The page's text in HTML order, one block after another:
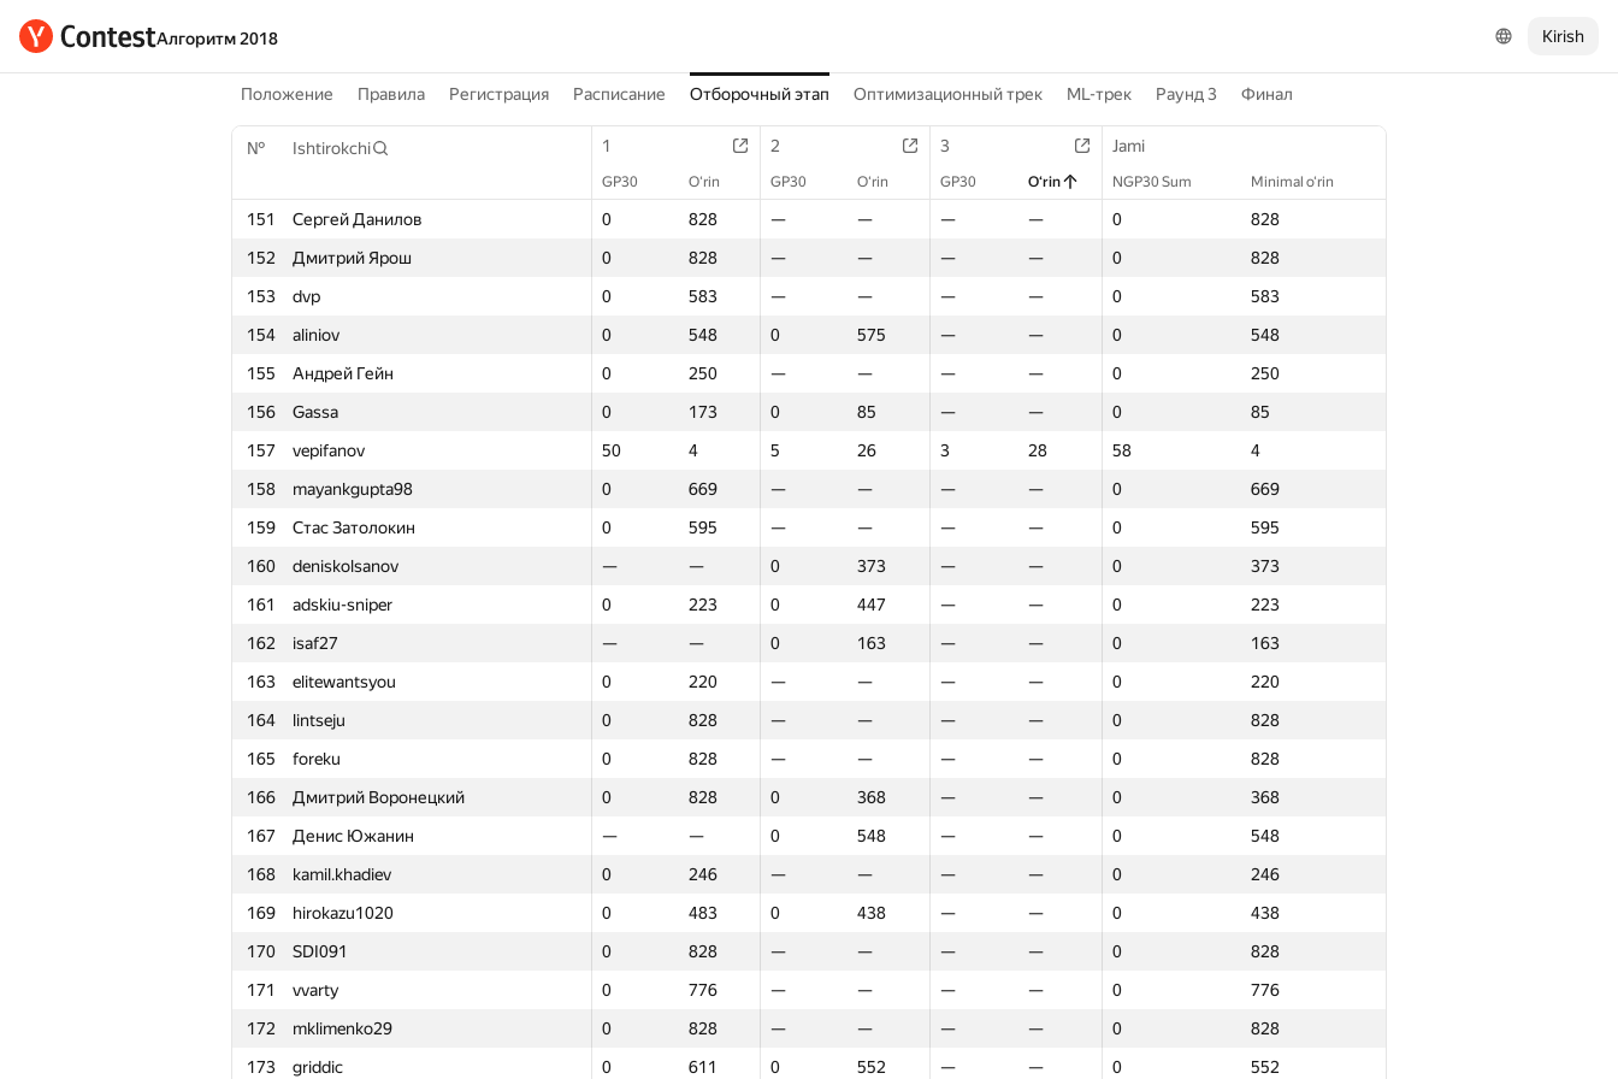
Алгоритм 2018 Kirish
Положение Правила Регистрация Расписание Отборочный этап Оптимизационный трек ML-трек Раунд 3 Финал
№ Ishtirokchi 1 2 3 Jami
GP30 O‘rin GP30 O‘rin GP30 O‘rin NGP30 Sum Minimal o‘rin
151 Сергей Данилов 0 828 — — — — 0
828
152
Дмитрий Ярош 0 828 — — — — 0
828
153
dvp 0 583 — — — — 0
583
154
aliniov 0 548 0 575 — — 0
548
155
Андрей Гейн 0 250 — — — — 0
250
156
Gassa 0 173 0 85 — — 0
85
157
vepifanov 50 4 5 26 3 28 58
4
158
mayankgupta98 0 669 — — — — 0
669
159
Стас Затолокин 0 595 — — — — 0
595
160
deniskolsanov — — 0 373 — — 0
373
161
adskiu-sniper 0 223 0 447 — — 0
223
162
isaf27 — — 0 163 — — 0
163
163
elitewantsyou 0 220 — — — — 0
220
164
lintseju 0 828 — — — — 0
828
165
foreku 0 828 — — — — 0
828
166
Дмитрий Воронецкий 0 828 0 368 — — 0
368
167
Денис Южанин — — 0 548 — — 0
548
168
kamil.khadiev 0 246 — — — — 0
246
169
hirokazu1020 0 483 0 438 — — 0
438
170
SDI091 0 828 — — — — 0
828
171
vvarty 0 776 — — — — 0
776
172
mklimenko29 0 828 — — — — 0
828
173
griddic 0 611 0 552 — — 0
552
1 Jami
GP30 O‘rin GP30 O‘rin NGP30 Sum Minimal o‘rin